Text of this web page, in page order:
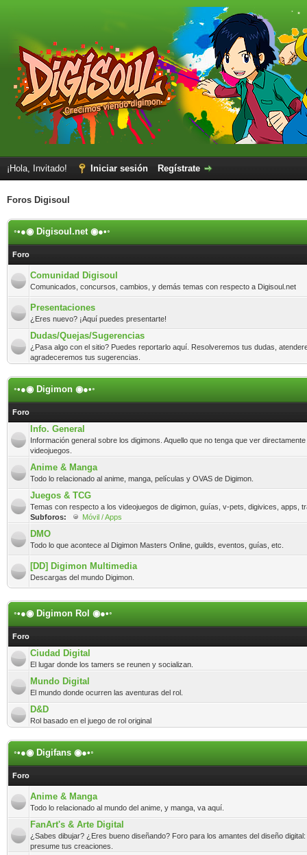
¡Hola, Invitado! Iniciar sesión Regístrate
Foros Digisoul
◦•●◉ Digisoul.net ◉●•◦
Foro
Comunidad Digisoul
Comunicados, concursos, cambios, y demás temas con respecto a Digisoul.net
Presentaciones
¿Eres nuevo? ¡Aquí puedes presentarte!
Dudas/Quejas/Sugerencias
¿Pasa algo con el sitio? Puedes reportarlo aquí. Resolveremos tus dudas,
agradeceremos tus sugerencias.
◦•●◉ Digimon ◉●•◦
Foro
Info. General
Información general sobre los digimons. Aquello que no tenga que ver
videojuegos.
Anime & Manga
Todo lo relacionado al anime, manga, películas y OVAS de Digimon.
Juegos & TCG
Temas con respecto a los videojuegos de digimon, guías, v-pets, digivices, apps,
Subforos:
Móvil / Apps
DMO
Todo lo que acontece al Digimon Masters Online, guilds, eventos, guías, etc.
[DD] Digimon Multimedia
Descargas del mundo Digimon.
◦•●◉ Digimon Rol ◉●•◦
Foro
Ciudad Digital
El lugar donde los tamers se reunen y socializan.
Mundo Digital
El mundo donde ocurren las aventuras del rol.
D&D
Rol basado en el juego de rol original
◦•●◉ Digifans ◉●•◦
Foro
Anime & Manga
Todo lo relacionado al mundo del anime, y manga, va aquí.
FanArt's & Arte Digital
¿Sabes dibujar? ¿Eres bueno diseñando? Foro para los amantes del diseño
presume tus creaciones.